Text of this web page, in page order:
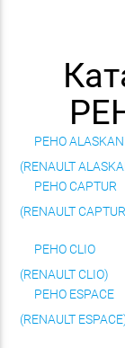
РЕНО ALASKAN
(RENAULT
РЕНО CAPTUR
(RENAULT
РЕНО CLIO
(RENAULT CLIO)
РЕНО ESPACE
(RENAULT